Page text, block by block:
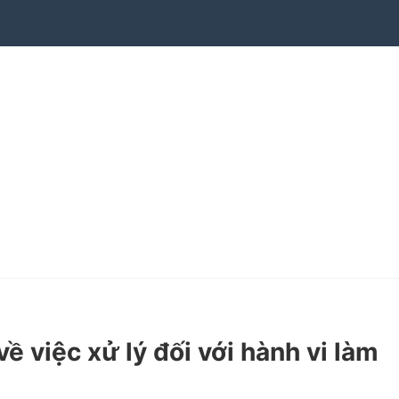
việc xử lý đối với hành vi làm